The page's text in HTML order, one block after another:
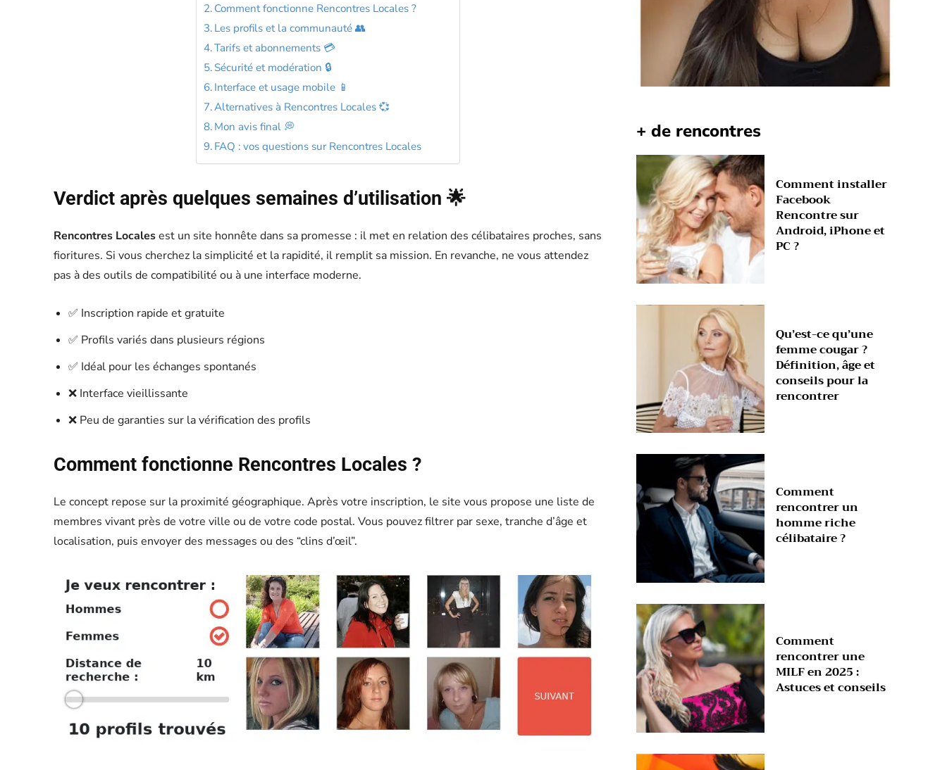
Comment fonctionne Rencontres Locales ?
Les profils et la communauté 👥
Tarifs et abonnements 💳
Sécurité et modération 🔒
Interface et usage mobile 📱
Alternatives à Rencontres Locales 💞
Mon avis final 💭
FAQ : vos questions sur Rencontres Locales
Verdict après quelques semaines d’utilisation 🌟
Rencontres Localesest un site honnête dans sa promesse : il met en relation des célibataires proches, sans
fioritures. Si vous cherchez la simplicité et la rapidité, il remplit sa mission. En revanche, ne vous attendez
pas à des outils de compatibilité ou à une interface moderne.
✅ Inscription rapide et gratuite
✅ Profils variés dans plusieurs régions
✅ Idéal pour les échanges spontanés
❌ Interface vieillissante
❌ Peu de garanties sur la vérification des profils
Comment fonctionne Rencontres Locales ?
Le concept repose sur la proximité géographique. Après votre inscription, le site vous propose une liste de
membres vivant près de votre ville ou de votre code postal. Vous pouvez filtrer par sexe, tranche d’âge et
localisation, puis envoyer des messages ou des “clins d’œil”.
+ de rencontres
Comment installer
Facebook
Rencontre sur
Android, iPhone et
PC ?
Qu’est-ce qu’une
femme cougar ?
Définition, âge et
conseils pour la
rencontrer
Comment
rencontrer un
homme riche
célibataire ?
Comment
rencontrer une
MILF en 2025 :
Astuces et conseils